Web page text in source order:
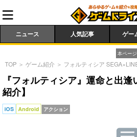
ニュース 人気記事 ゲー
本ペー
TOP ＞ ゲーム紹介 ＞ フォルティシア
『フォルティシア』運命と出
紹介】
iOS Android アクション